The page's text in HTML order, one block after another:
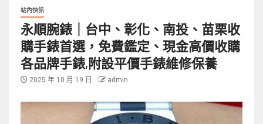
站內快訊
永順腕錶｜台中、彰化、南投、苗栗收
購手錶首選，免費鑑定、現金高價收購
各品牌手錶,附設平價手錶維修保養
2025 年 10 月 19 日 admin